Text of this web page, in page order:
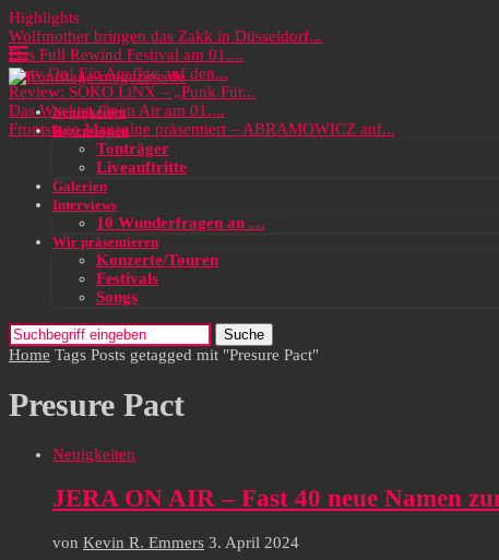
Highlights
Wolfmother bringen das Zakk in Düsseldorf...
Das Full Rewind Festival am 01....
Party On! Ein Ausflug auf den...
Review: SOKO LiNX – „Punk Für...
Das Wacken Open Air am 01....
Frontstage Magazine präsentiert – ABRAMOWICZ auf...
Neuigkeiten
Rezensionen
Tonträger
Liveauftritte
Galerien
Interviews
10 Wunderfragen an …
Wir präsentieren
Konzerte/Touren
Festivals
Songs
Suche
Home Tags Posts getagged mit "Presure Pact"
Presure Pact
Neuigkeiten
JERA ON AIR – Fast 40 neue Namen
von Kevin R. Emmers 3. April 2024